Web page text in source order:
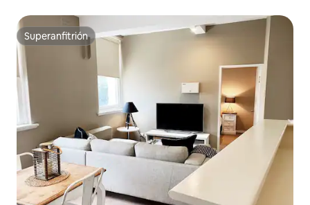
Superanfitrión
Superanfitrión